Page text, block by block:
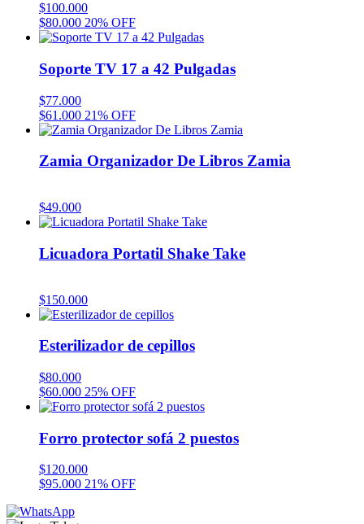
$100.000
$80.000 20% OFF
Soporte TV 17 a 42 Pulgadas
$77.000
$61.000 21% OFF
Zamia Organizador De Libros Zamia
$49.000
Licuadora Portatil Shake Take
$150.000
Esterilizador de cepillos
$80.000
$60.000 25% OFF
Forro protector sofá 2 puestos
$120.000
$95.000 21% OFF